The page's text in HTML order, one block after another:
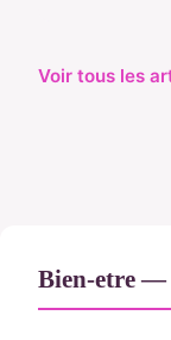
Voir tous les
Bien-etre —